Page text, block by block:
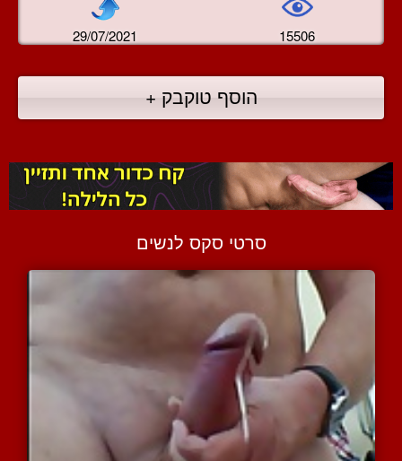
29/07/2021 15506
הוסף טוקבק +
סרטי סקס לנשים